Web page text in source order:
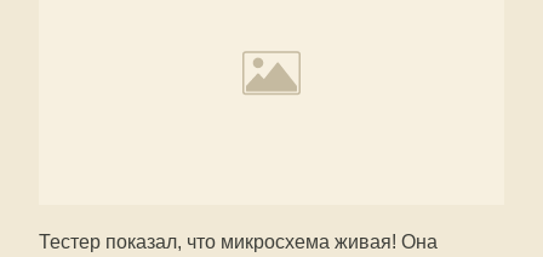
Тестер показал, что микросхема живая! Она